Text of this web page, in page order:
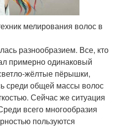
мелирования волос в
разнообразием. Все, кто
примерно одинаковый
жёлтые пёрышки,
среди общей массы волос
Сейчас же ситуация
всего многообразия
пользуются